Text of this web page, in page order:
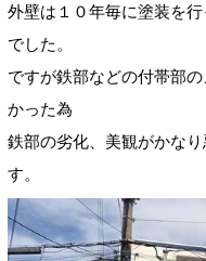
外壁は１０年毎に塗装を
でした。
ですが鉄部などの付帯部
かった為
鉄部の劣化、美観がかな
す。